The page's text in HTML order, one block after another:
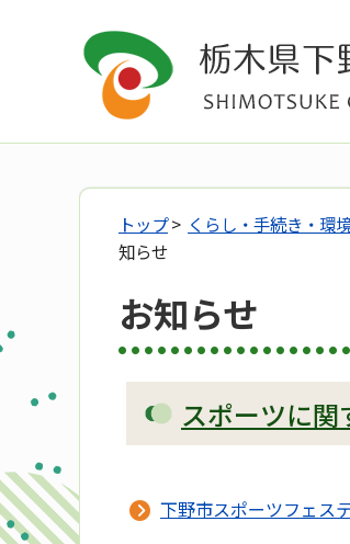
トップ> くらし・手続き・環
知らせ
お知らせ
スポーツに
下野市スポーツフェス